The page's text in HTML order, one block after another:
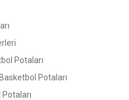
Potaları
Potaları